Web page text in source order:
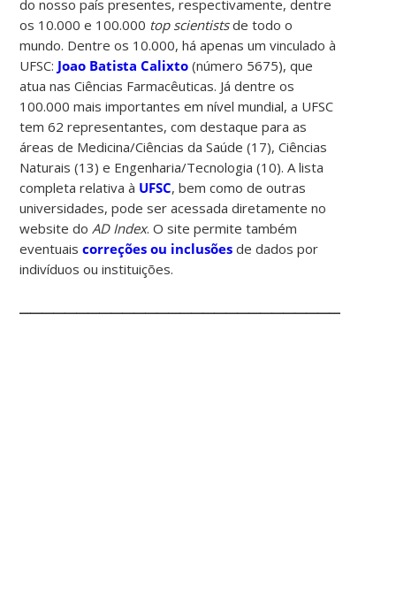
do nosso país presentes, respectivamente, dentre
os 10.000 e 100.000 top scientistsde todo o
mundo. Dentre os 10.000, há apenas um vinculado à
UFSC: Joao Batista Calixto (número 5675), que
atua nas Ciências Farmacêuticas. Já dentre os
100.000 mais importantes em nível mundial, a UFSC
tem 62 representantes, com destaque para as
áreas de Medicina/Ciências da Saúde (17), Ciências
Naturais (13) e Engenharia/Tecnologia (10). A lista
completa relativa à UFSC, bem como de outras
universidades, pode ser acessada diretamente no
website do AD Index. O site permite também
eventuaiscorreções ou inclusões de dados por
indivíduos ou instituições.